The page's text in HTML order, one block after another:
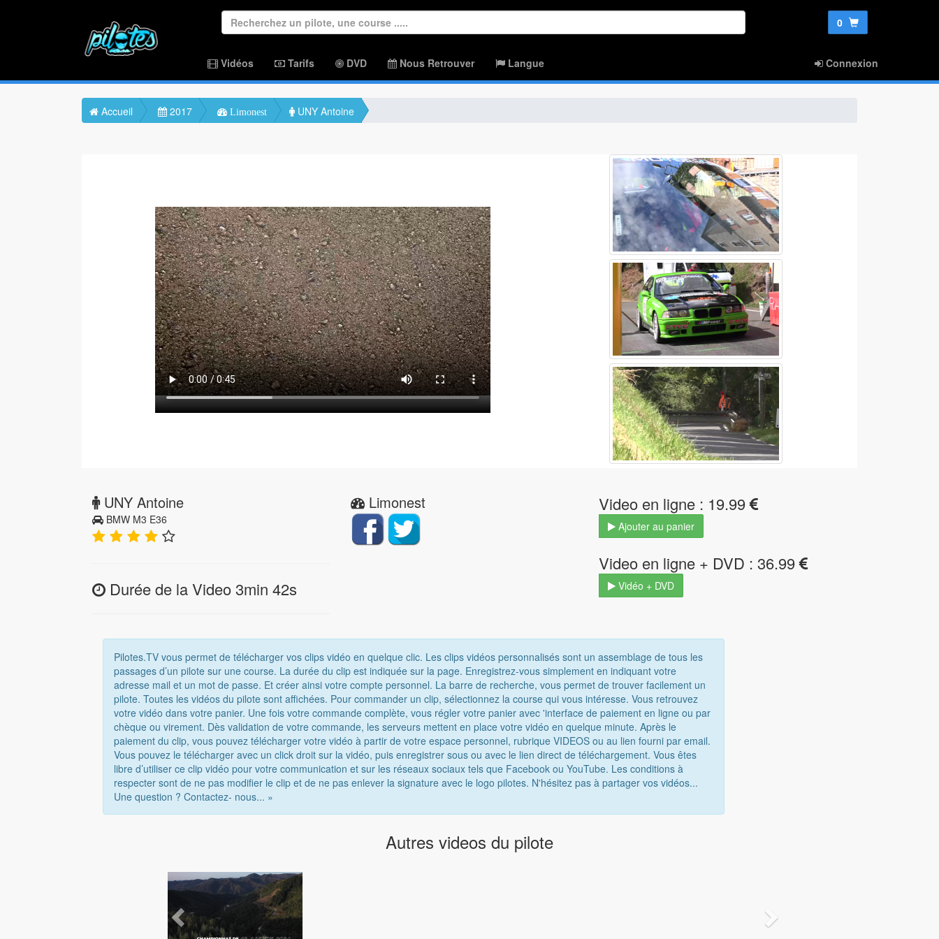
0
Vidéos Tarifs DVD Nous Retrouver Langue Connexion
Accueil 2017 Limonest UNY Antoine
UNY Antoine
BMW M3 E36
Durée de la Video 3min 42s
Limonest Video en ligne : 19.99
Ajouter au panier
Video en ligne + DVD : 36.99
Vidéo + DVD
Pilotes.TV vous permet de télécharger vos clips vidéo en quelque clic. Les clips vidéos personnalisés sont un assemblage de tous les
passages d’un pilote sur une course. La durée du clip est indiquée sur la page. Enregistrez-vous simplement en indiquant votre
adresse mail et un mot de passe. Et créer ainsi votre compte personnel. La barre de recherche, vous permet de trouver facilement un
pilote. Toutes les vidéos du pilote sont affichées. Pour commander un clip, sélectionnez la course qui vous intéresse. Vous retrouvez
votre vidéo dans votre panier. Une fois votre commande complète, vous régler votre panier avec 'interface de paiement en ligne ou par
chèque ou virement. Dès validation de votre commande, les serveurs mettent en place votre vidéo en quelque minute. Après le
paiement du clip, vous pouvez télécharger votre vidéo à partir de votre espace personnel, rubrique VIDEOS ou au lien fourni par email.
Vous pouvez le télécharger avec un click droit sur la vidéo, puis enregistrer sous ou avec le lien direct de téléchargement. Vous êtes
libre d’utiliser ce clip vidéo pour votre communication et sur les réseaux sociaux tels que Facebook ou YouTube. Les conditions à
respecter sont de ne pas modifier le clip et de ne pas enlever la signature avec le logo pilotes. N'hésitez pas à partager vos vidéos...
Une question ? Contactez- nous... »
Autres videos du pilote